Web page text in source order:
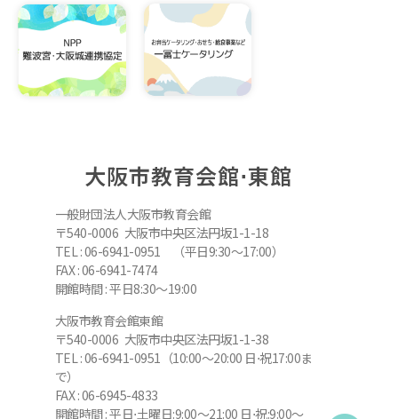
大阪市教育会館⋅東館
一般財団法人大阪市教育会館
〒540-0006 大阪市中央区法円坂1-1-18
TEL : 06-6941-0951 （平日9:30～17:00）
FAX : 06-6941-7474
開館時間 : 平日8:30～19:00
大阪市教育会館東館
〒540-0006 大阪市中央区法円坂1-1-38
TEL : 06-6941-0951（10:00～20:00 日⋅祝17:00ま
で）
FAX : 06-6945-4833
開館時間 : 平日⋅土曜日:9:00～21:00 日⋅祝:9:00～